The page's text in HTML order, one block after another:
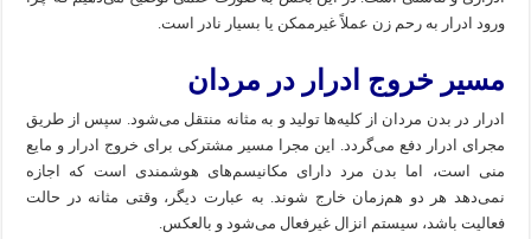
ورود ادرار به رحم زن عملاً غیرممکن یا بسیار نادر است.
مسیر خروج ادرار در مردان
ادرار در بدن مردان از کلیه‌ها تولید و به مثانه منتقل می‌شود. سپس از طریق
مجرای ادرار دفع می‌گردد. این مجرا مسیر مشترکی برای خروج ادرار و مایع
منی است، اما بدن مرد دارای مکانیسم‌های هوشمندی است که اجازه
نمی‌دهد هر دو هم‌زمان خارج شوند. به عبارت دیگر، وقتی مثانه در حالت
فعالیت باشد، سیستم انزال غیرفعال می‌شود و بالعکس.